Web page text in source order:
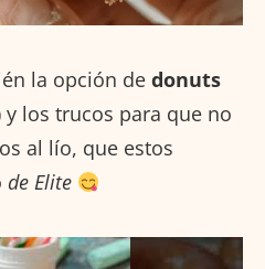
la opción de donuts
y los trucos para que no
al lío, que estos
de Elite